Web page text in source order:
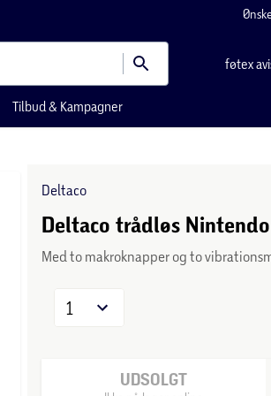
føtex
Tilbud & Kampagner
Deltaco
Deltaco trådløs
Med to makroknapper og to
1
UDSOLGT